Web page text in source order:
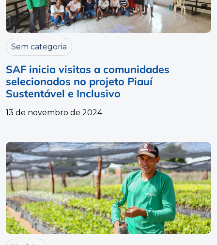
Sem categoria
SAF inicia visitas a comunidades
selecionados no projeto Piauí
Sustentável e Inclusivo
13 de novembro de 2024